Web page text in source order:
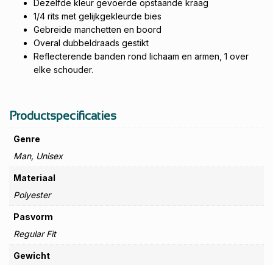
Dezelfde kleur gevoerde opstaande kraag
1/4 rits met gelijkgekleurde bies
Gebreide manchetten en boord
Overal dubbeldraads gestikt
Reflecterende banden rond lichaam en armen, 1 over
elke schouder.
Productspecificaties
Genre
Man, Unisex
Materiaal
Polyester
Pasvorm
Regular Fit
Gewicht